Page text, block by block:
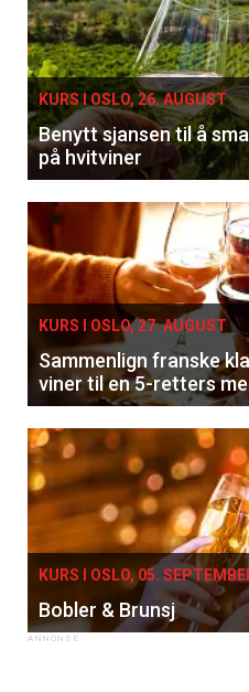
KURS I OSLO, 26. AUGUST
Benytt sjansen til å
på hvitviner
KURS I OSLO, 27. AUGUST
Sammenlign franske
viner til en 5-retters
KURS I OSLO, 05.
Bobler & Brunsj